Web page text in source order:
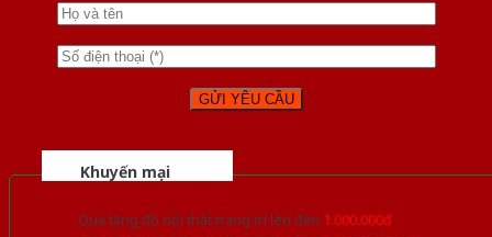
Khuyến mại
Quà tặng đồ nội thất trang trí lên đến 1.000.000đ